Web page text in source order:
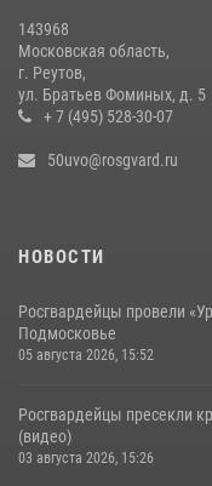
16 июля 2026, 09:30
143968
Московская область,
г. Реутов,
ул. Братьев Фоминых, д. 5
+ 7 (495) 528-30-07
50uvo@rosgvard.ru
НОВОСТИ
Росгвардейцы провели
Подмосковье
05 августа 2026, 15:52
Росгвардейцы пресекли
(видео)
03 августа 2026, 15:26